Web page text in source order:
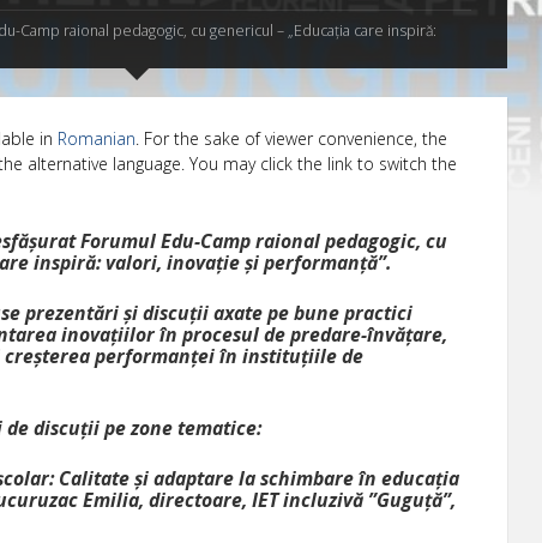
Camp raional pedagogic, cu genericul – „Educația care inspiră:
in Romanian. For the sake of viewer convenience, the
alternative language. You may click the link to switch the
Forumul Edu-Camp raional pedagogic, cu
inspiră: valori, inovație și performanță”.
prezentări și discuții axate pe bune practici
inovațiilor în procesul de predare-învățare,
performanței în instituțiile de
discuții pe zone tematice:
Calitate și adaptare la schimbare în educația
Emilia, directoare, IET incluzivă ”Guguță”,